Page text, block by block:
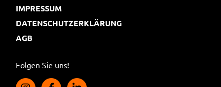
IMPRESSUM
DATENSCHUTZERKLÄRUNG
AGB
Folgen Sie uns!